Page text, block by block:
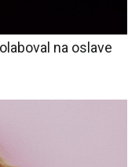
na oslave